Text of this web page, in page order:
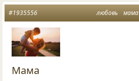
любовь мама
#1935556
Мама